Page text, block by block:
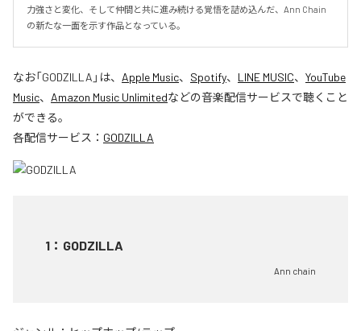
力強さと変化、そして仲間と共に進み続ける覚悟を詰め込んだ、Ann Chain
の新たな一面を示す作品となっている。
なお「GODZILLA 」は、 Apple Music、 Spotify、 LINE MUSIC、 YouTube
Music、 Amazon Music Unlimitedなどの音楽配信サービスで聴くこと
ができる。
各配信サービス： GODZILLA
1 ： GODZILLA
Ann chain